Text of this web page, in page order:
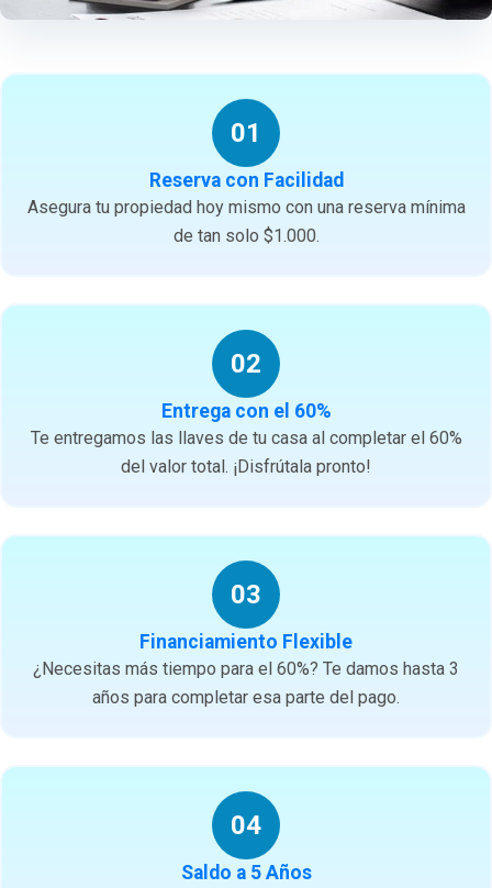
01
Reserva con Facilidad
Asegura tu propiedad hoy mismo con una reserva mínima
de tan solo $1.000.
02
Entrega con el 60%
Te entregamos las llaves de tu casa al completar el 60%
del valor total. ¡Disfrútala pronto!
03
Financiamiento Flexible
¿Necesitas más tiempo para el 60%? Te damos hasta 3
años para completar esa parte del pago.
04
Saldo a 5 Años